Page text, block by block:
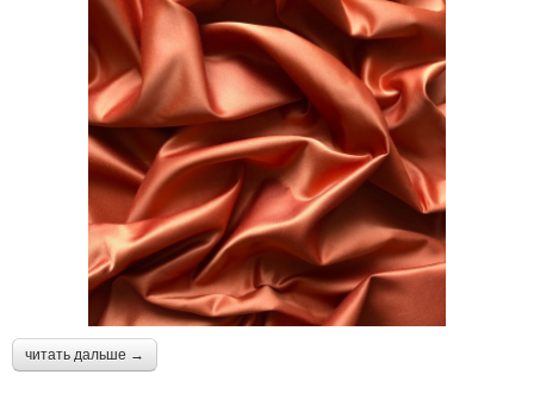
читать дальше →